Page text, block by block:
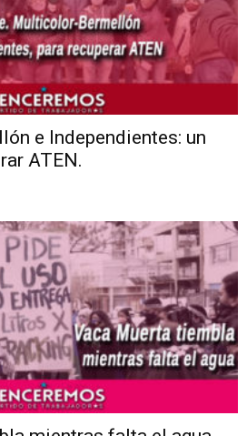
e Independientes: un
ATEN.